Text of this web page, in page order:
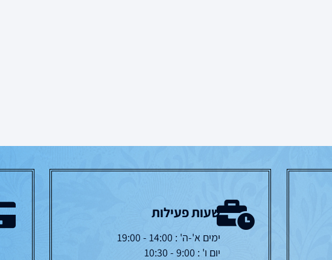
שעות פעילות
ימים א'-ה' : 14:00 - 19:00
יום ו' : 9:00 - 10:30